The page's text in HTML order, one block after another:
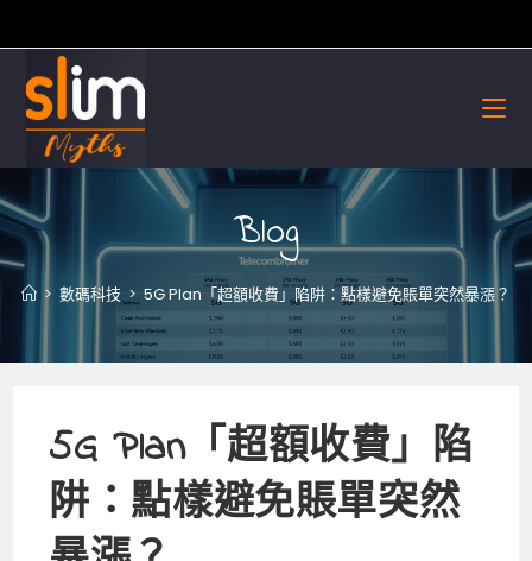
to
content
Blog
> 數碼科技 > 5G Plan「超額收費」陷阱：點樣避免賬單突然暴漲？
5G Plan「超額收費」陷
阱：點樣避免賬單突然